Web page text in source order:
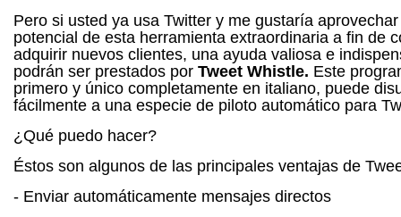
Pero si usted ya usa Twitter y me gustaría
potencial de esta herramienta extraordinaria a fin de
adquirir nuevos clientes, una ayuda valiosa e
podrán ser prestados por Tweet Whistle. Este
primero y único completamente en italiano, puede
fácilmente a una especie de piloto automático para
¿Qué puedo hacer?
Éstos son algunos de las principales ventajas de
- Enviar automáticamente mensajes directos